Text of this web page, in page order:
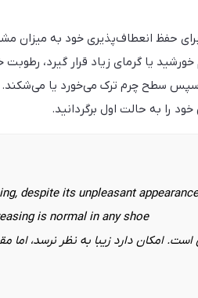
حفظ انعطاف‌پذیری خود به میزان
یا گرمای زیاد قرار گیرد، رطوبت
سطح چرم ترک می‌خورد یا می‌شکند.
را به حالت اول برگردانید.
despite its unpleasant
is normal in any shoe
امکان دارد زیبا به نظر نرسد، اما